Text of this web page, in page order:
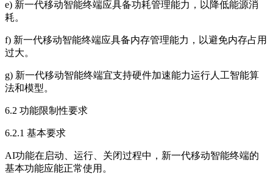
e) 新一代移动智能终端应具备功耗管理能力，以降低能源消
耗。
f) 新一代移动智能终端应具备内存管理能力，以避免内存占用
过大。
g) 新一代移动智能终端宜支持硬件加速能力运行人工智能算
法和模型。
6.2 功能限制性要求
6.2.1 基本要求
AI功能在启动、运行、关闭过程中，新一代移动智能终端的
基本功能应能正常使用。